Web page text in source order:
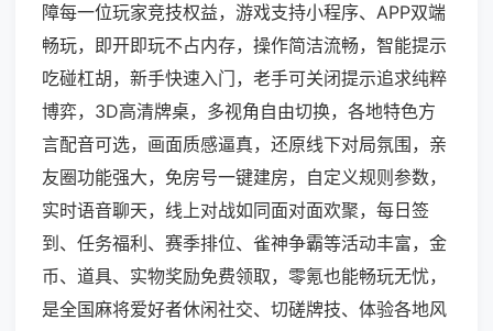
障每一位玩家竞技权益，游戏支持小程序、APP双端
畅玩，即开即玩不占内存，操作简洁流畅，智能提示
吃碰杠胡，新手快速入门，老手可关闭提示追求纯粹
博弈，3D高清牌桌，多视角自由切换，各地特色方
言配音可选，画面质感逼真，还原线下对局氛围，亲
友圈功能强大，免房号一键建房，自定义规则参数，
实时语音聊天，线上对战如同面对面欢聚，每日签
到、任务福利、赛季排位、雀神争霸等活动丰富，金
币、道具、实物奖励免费领取，零氪也能畅玩无忧，
是全国麻将爱好者休闲社交、切磋牌技、体验各地风